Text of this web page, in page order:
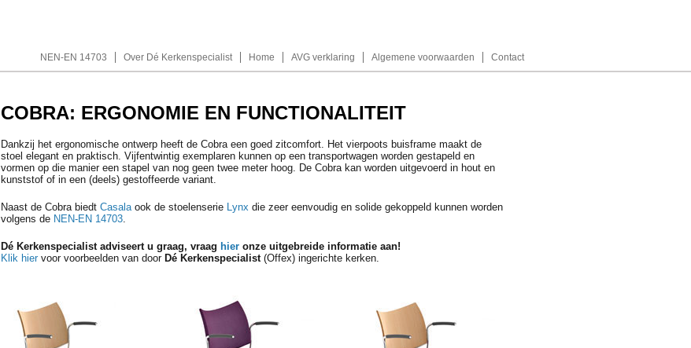
NEN-EN 14703 Over Dé Kerkenspecialist Home AVG verklaring Algemene voorwaarden Contact
COBRA: ERGONOMIE EN FUNCTIONALITEIT
Dankzij het ergonomische ontwerp heeft de Cobra een goed zitcomfort. Het vierpoots buisframe maakt de
stoel elegant en praktisch. Vijfentwintig exemplaren kunnen op een transportwagen worden gestapeld en
vormen op die manier een stapel van nog geen twee meter hoog. De Cobra kan worden uitgevoerd in hout en
kunststof of in een (deels) gestoffeerde variant.
Naast de Cobra biedt Casalaook de stoelenserie Lynx die zeer eenvoudig en solide gekoppeld kunnen worden
volgens de NEN-EN 14703.
Dé Kerkenspecialist adviseert u graag, vraag hier onze uitgebreide informatie aan!
Klik hier voor voorbeelden van door Dé Kerkenspecialist(Offex) ingerichte kerken.